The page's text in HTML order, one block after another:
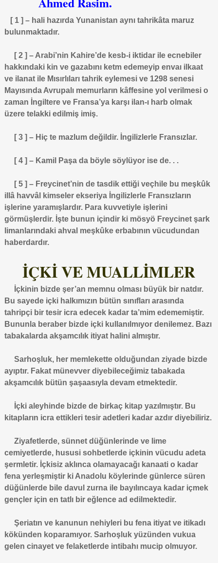
[ 1 ] – hali hazırda Yunanistan aynı tahrikâta maruz
bulunmaktadır.
[ 2 ] – Arabi’nin Kahire’de kesb-i iktidar ile ecnebiler
hakkındaki kin ve gazabını ketm edemeyip envaı ilkaat
ve ilanat ile Mısırlıları tahrik eylemesi ve 1298 senesi
Mayısında Avrupalı memurların kâffesine yol verilmesi o
zaman İngiltere ve Fransa’ya karşı ilan-ı harb olmak
üzere telakki edilmiş imiş.
[ 3 ] – Hiç te mazlum değildir. İngilizlerle Fransızlar.
[ 4 ] – Kamil Paşa da böyle söylüyor ise de. . .
[ 5 ] – Freycinet’nin de tasdik ettiği veçhile bu meşkûk
illâ havvâl kimseler ekseriya İngilizlerle Fransızların
işlerine yaramışlardır. Para kuvvetiyle işlerini
görmüşlerdir. İşte bunun içindir ki mösyö Freycinet şark
limanlarındaki ahval meşkûke erbabının vücudundan
haberdardır.
İÇKİ VE MUALLİMLER
İçkinin bizde şer’an memnu olması büyük bir natdır.
Bu sayede içki halkımızın bütün sınıfları arasında
tahripçi bir tesir icra edecek kadar ta’mim edememiştir.
Bununla beraber bizde içki kullanılmıyor denilemez. Bazı
tabakalarda akşamcılık itiyat halini almıştır.
Sarhoşluk, her memlekette olduğundan ziyade bizde
ayıptır. Fakat münevver diyebileceğimiz tabakada
akşamcılık bütün şaşaasıyla devam etmektedir.
İçki aleyhinde bizde de birkaç kitap yazılmıştır. Bu
kitapların icra ettikleri tesir adetleri kadar azdır diyebiliriz.
Ziyafetlerde, sünnet düğünlerinde ve lime
cemiyetlerde, hususi sohbetlerde içkinin vücudu adeta
şermletir. İçkisiz aklınca olamayacağı kanaati o kadar
fena yerleşmiştir ki Anadolu köylerinde günlerce süren
düğünlerde bile davul zurna ile bayılıncaya kadar içmek
gençler için en tatlı bir eğlence ad edilmektedir.
Şeriatın ve kanunun nehiyleri bu fena itiyat ve itikadı
kökünden koparamıyor. Sarhoşluk yüzünden vukua
gelen cinayet ve felaketlerde intibahı mucip olmuyor.